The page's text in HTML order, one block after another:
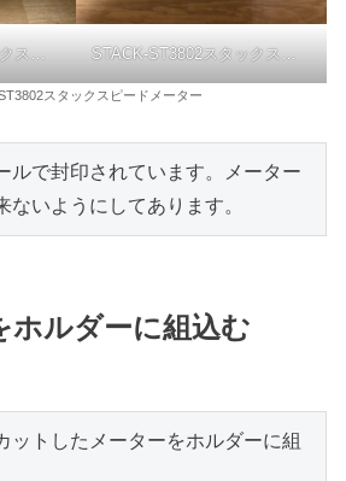
STACK-ST3802スタックスピードメーター STACK-ST3802スタックスピードメーター
スタックスピードメーター
ルで封印されています。メーター
ないようにしてあります。
ホルダーに組込む
ットしたメーターをホルダーに組